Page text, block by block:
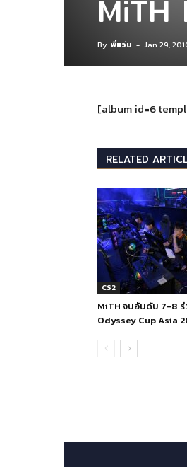
MiTH
By พี่แว่น - Jan 29,
[album id=6
RELATED
CS2
MiTH จบอันดับ 7-8 ร่
Odyssey Cup Asia